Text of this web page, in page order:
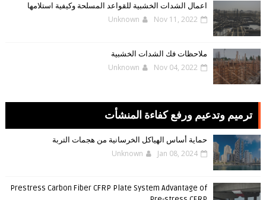
اعمال الشدات الخشبية للقواعد المسلحة وكيفية استلامها
Unknown Nov 11, 2022
ملاحظات فك الشدات الخشبية
Unknown Nov 04, 2022
ترميم وتدعيم ورفع كفاءة المنشأت
حماية أساس الهياكل الخرسانية من هجمات التربة
Unknown Jan 08, 2024
Prestress Carbon Fiber CFRP Plate System Advantage of